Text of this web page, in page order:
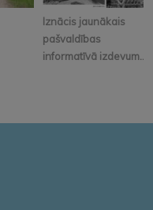
Iznācis jaunākais
pašvaldības
informatīvā izdevum...